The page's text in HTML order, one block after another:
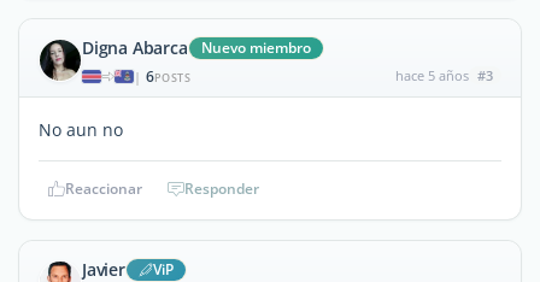
Digna Abarca Nuevo miembro
| 6POSTS hace 5 años #3
No aun no
Reaccionar Responder
Javier ViP